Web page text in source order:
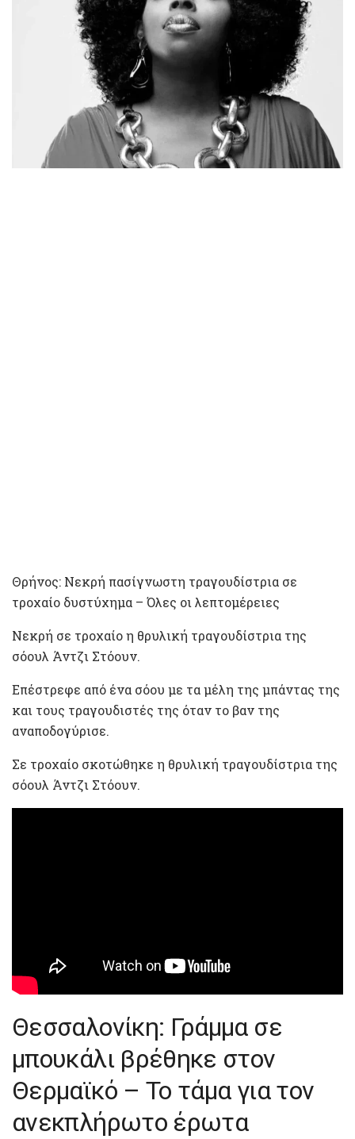
Θρήνος: Νεκρή πασίγνωστη τραγουδίστρια σε
τροχαίο δυστύχημα – Όλες οι λεπτομέρειες
Νεκρή σε τροχαίο η θρυλική τραγουδίστρια της
σόουλ Άντζι Στόουν.
Επέστρεφε από ένα σόου με τα μέλη της μπάντας της
και τους τραγουδιστές της όταν το βαν της
αναποδογύρισε.
Σε τροχαίο σκοτώθηκε η θρυλική τραγουδίστρια της
σόουλ Άντζι Στόουν.
Θεσσαλονίκη: Γράμμα σε
μπουκάλι βρέθηκε στον
Θερμαϊκό – Το τάμα για τον
ανεκπλήρωτο έρωτα